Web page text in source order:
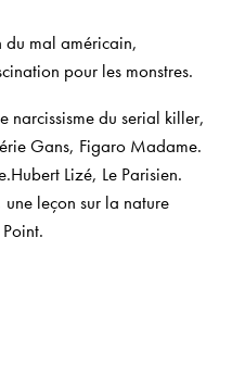
mal américain,
pour les monstres.
narcissisme du serial killer,
Gans, Figaro Madame.
Hubert Lizé, Le Parisien.
leçon sur la nature
Point.